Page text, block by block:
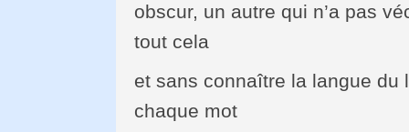
obscur, un autre qui n’a pas
tout cela
et sans connaître la langue du
chaque mot